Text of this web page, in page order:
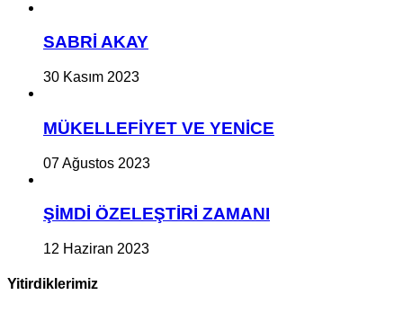
SABRİ AKAY
30 Kasım 2023
MÜKELLEFİYET VE YENİCE
07 Ağustos 2023
ŞİMDİ ÖZELEŞTİRİ ZAMANI
12 Haziran 2023
Yitirdiklerimiz